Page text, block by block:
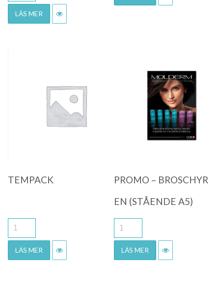
LÄS MER
Quick View
TEMPACK
LÄS MER
Quick View
PROMO – BROSCHYR
EN (STÅENDE A5)
LÄS MER